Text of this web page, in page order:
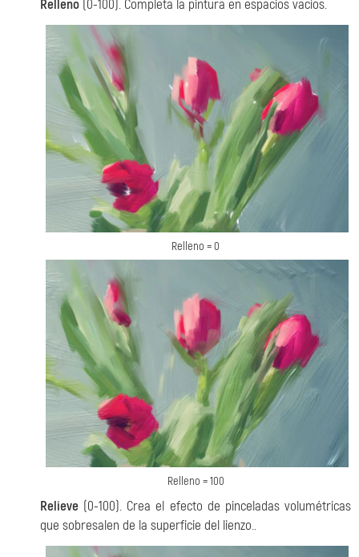
Relleno (0-100). Completa la pintura en espacios vacíos.
Relleno = 0
Relleno = 100
Relieve (0-100). Crea el efecto de pinceladas volumétricas
que sobresalen de la superficie del lienzo..